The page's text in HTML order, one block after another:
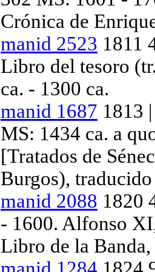
Crónica de
manid 2523 1811
Libro del tesoro
ca. - 1300 ca.
manid 1687 1813
MS: 1434 ca. a
[Tratados de
Burgos),
manid 2088 1820
- 1600. Alfonso
Libro de la